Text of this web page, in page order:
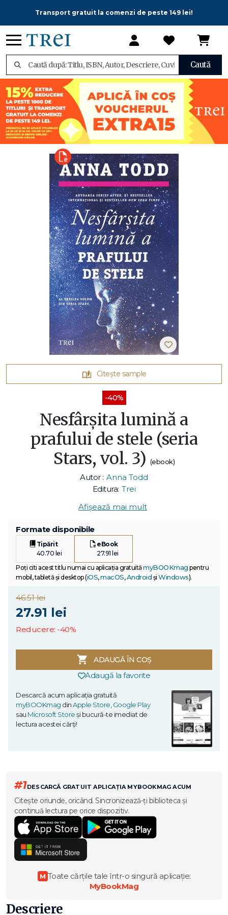
Transport gratuit la comenzi de peste 149 lei!
Caută
Citește sample
-40%
Nesfârșita lumină a
prafului de stele (seria
Stars, vol. 3) (ebook)
Autor : Anna Todd
Editura: Trei
Afișează mai mult
Formate disponibile
Tipărit
40.70 lei
eBook
27.91 lei
Poți citi acest titlu numai cu aplicația gratuitămyBOOKmag pentru
mobil, tabletă și desktop (iOS,macOS,Android și Windows).
46.51 lei
27.91 lei
Reducere: -40%
ADAUGĂ ÎN COȘ
Adaugă la favorite
Descarcă acum aplicația gratuită
myBOOKmag dinApple Store,Google Play
sau Microsoft Storeși bucură-te imediat de
lectura acestei cărți!
#1DESCARCĂ GRATUIT APLICAȚIA MYBOOKMAG ACUM
Citește oriunde, oricând. Sincronizează-ți biblioteca și
continuă lectura pe orice dispozitiv.
M Toate cărțile tale într-o singură aplicație:
MyBookMag
Descriere